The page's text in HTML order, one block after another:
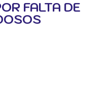
FALTA DE